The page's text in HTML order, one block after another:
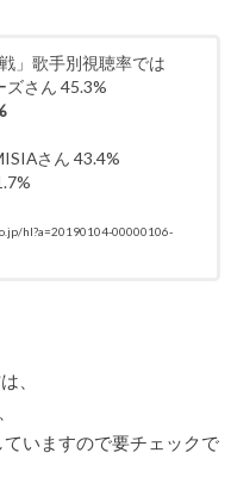
」歌手別視聴率では
ズさん 45.3%
さん 43.4%
hl?a=20190104-00000106-
、
いますので要チェックで